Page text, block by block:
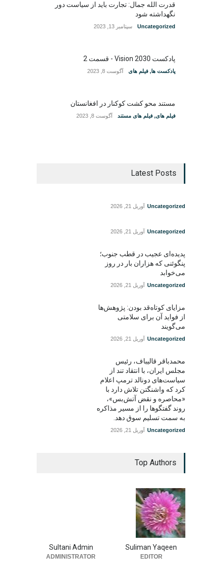
قدرت الله جمال: تجارت باید از سیاست دور
نگهداشته شود
Uncategorized سپتامبر 13, 2023
پادکست Vision 2030 - قسمت 2
پادکست ها, فیلم های آگوست 8, 2023
مستند محو کشت کوکنار در افغانستان
فیلم های, فیلم های مستند آگوست 8, 2023
Latest Posts
Uncategorized آوریل 21, 2026
Uncategorized آوریل 21, 2026
پدیده‌ای عجیب در قطب جنوب؛
پنگوئنی که هزاران بار در روز
می‌خوابد
Uncategorized آوریل 21, 2026
مزایای کوتاه‌قد بودن: پژوهش‌ها
از فواید آن برای سلامتی
می‌گویند
Uncategorized آوریل 21, 2026
محمدباقر قالیباف، رئیس
مجلس ایران، با انتقاد تند از
سیاست‌های دونالد ترمپ اعلام
کرد که واشنگتن تلاش دارد با
«محاصره و نقض آتش‌بس»،
روند گفتگوها را از مسیر مذاکره
به سمت تسلیم سوق دهد.
Uncategorized آوریل 21, 2026
Top Authors
Suliman Yaqeen
EDITOR
Sultani Admin
ADMINISTRATOR